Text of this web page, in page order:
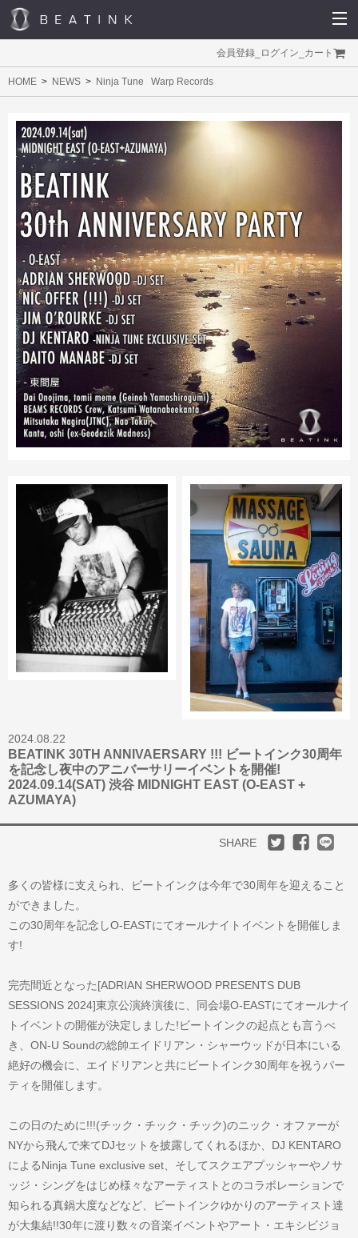
会員登録 ログイン カート
HOME NEWS Ninja Tune Warp Records
2024.08.22
BEATINK 30TH ANNIVAERSARY !!! ビートインク30周年
を記念し夜中のアニバーサリーイベントを開催!
2024.09.14(SAT) 渋谷 MIDNIGHT EAST (O-EAST +
AZUMAYA)
SHARE
多くの皆様に支えられ、ビートインクは今年で30周年を迎えること
ができました。
この30周年を記念しO-EASTにてオールナイトイベントを開催しま
す!
完売間近となった[ADRIAN SHERWOOD PRESENTS DUB
SESSIONS 2024]東京公演終演後に、同会場O-EASTにてオールナイ
トイベントの開催が決定しました!ビートインクの起点とも言うべ
き、ON-U Soundの総帥エイドリアン・シャーウッドが日本にいる
絶好の機会に、エイドリアンと共にビートインク30周年を祝うパー
ティを開催します。
この日のために!!!(チック・チック・チック)のニック・オファーが
NYから飛んで来てDJセットを披露してくれるほか、DJ KENTARO
によるNinja Tune exclusive set、そしてスクエアプッシャーやノサ
ッジ・シングをはじめ様々なアーティストとのコラボレーションで
知られる真鍋大度などなど、ビートインクゆかりのアーティスト達
が大集結!!30年に渡り数々の音楽イベントやアート・エキシビジョ